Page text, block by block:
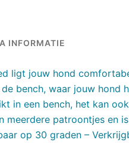
INFORMATIE
ligt jouw hond
bench, waar jouw hond
in een bench, het kan
meerdere patroontjes en
op 30 graden –